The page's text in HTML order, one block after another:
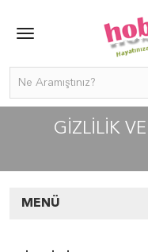
GIZLILIK
MENÜ